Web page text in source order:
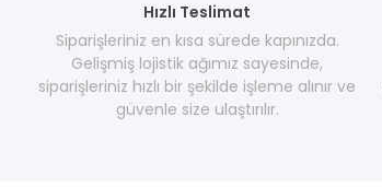
Hızlı Teslimat
Siparişleriniz en kısa sürede kapınızda.
Gelişmiş lojistik ağımız sayesinde,
siparişleriniz hızlı bir şekilde işleme alınır ve
güvenle size ulaştırılır.